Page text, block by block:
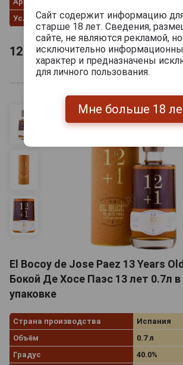
Условия продаж
Только
12 185руб. - +
El Bocoy de Jose Paez 13 Years
Бокой Де Хосе Паэс 13 лет 0.7л
упаковке
Страна производства
Испания
Объём
0.7 л
Градус
40.0%
Сайт содержит информацию
старше 18 лет. Сведения,
сайте, не являются рекламой,
исключительно
характер и предназначены
для личного пользования.
Мне больше 18